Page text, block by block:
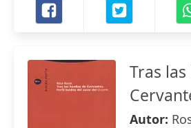
Tras
Autor: